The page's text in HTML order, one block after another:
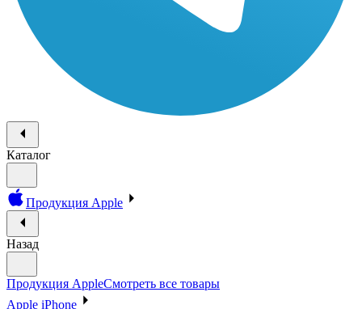
Каталог
Продукция Apple
Назад
Продукция AppleСмотреть все товары
Apple iPhone